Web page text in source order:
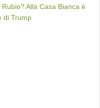
Rubio? Alla Casa Bianca è
di Trump